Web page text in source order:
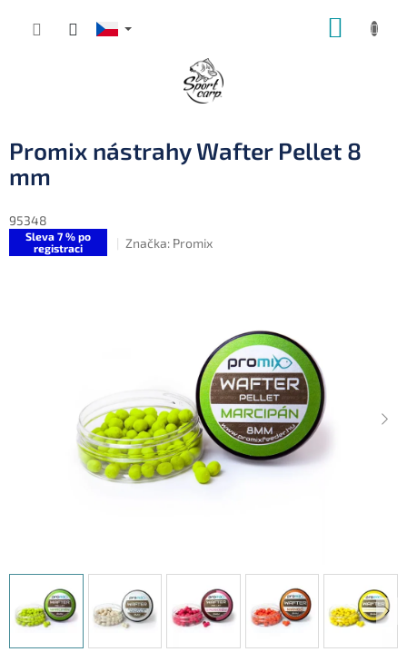
Promix nástrahy Wafter Pellet 8
mm
95348
Sleva 7 % po
registraci
Značka: Promix